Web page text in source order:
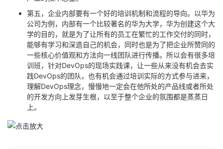
第五，企业内部要有一个好的培训机制和流程的导向。以华为
公司为例，内部有一个比较著名的华为大学，华为创建这个大
学的目的，就是为了让所有的员工在繁忙的工作交付的同时，
能够有学习和深造自己的机会，同时也是为了把企业所赞同的
一些核心价值观和方法向一线团队进行传播。所以会有很多培
训班，针对DevOps的现场实践课，让一些从来没有机会去实
践DevOps的团队，也有机会通过培训实际的方式参与进来，
理解DevOps理念，慢慢地一定会在他所处的产品线或者所处
的开发方向上发芽生根，以至于整个企业的氛围都是蒸蒸日
上。